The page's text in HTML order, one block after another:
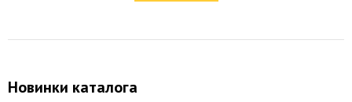
Новинки каталога